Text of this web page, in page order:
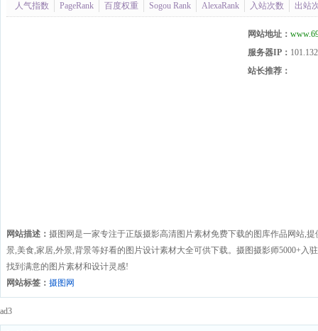
人气指数
PageRank
百度权重
Sogou Rank
AlexaRank
入站次数
出站
网站地址：
服务器IP：
站长推荐：
网站描述： 摄图网是一家专注于正版摄影高清图片素材免费下载的图库作品网站,
景,美食,家居,外景,背景等好看的图片设计素材大全可供下载。摄图摄影师5000+入
找到满意的图片素材和设计灵感!
网站标签： 摄图网
ad3